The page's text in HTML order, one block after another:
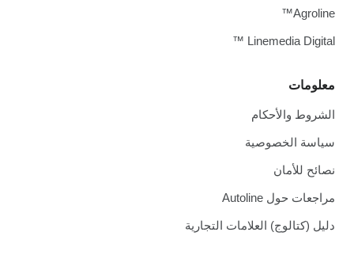
معلومات
الشروط والأحكام
سياسة الخصوصية
نصائح للأمان
مراجعات حول Autoline
دليل (كتالوج) العلامات التجارية
Agroline™
Linemedia Digital ™